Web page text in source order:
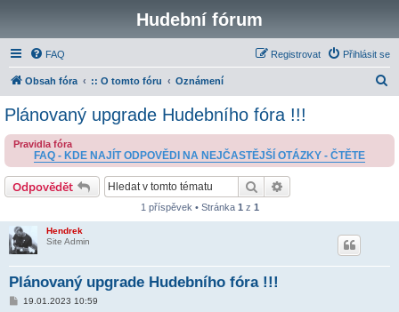
Hudební fórum
FAQ Přihlásit se
Registrovat
Obsah fóra :: O tomto fóru Oznámení
a
Plánovaný upgrade Hudebního fóra !!!
Pravidla fóra
FAQ - KDE NAJÍT ODPOVĚDI NA NEJČASTĚJŠÍ OTÁZKY - ČTĚTE
Odpovědět Hledat
1 příspěvek • Stránka 1 z 1
Hendrek
Site Admin
Plánovaný upgrade Hudebního fóra !!!
P19.01.2023 10:59